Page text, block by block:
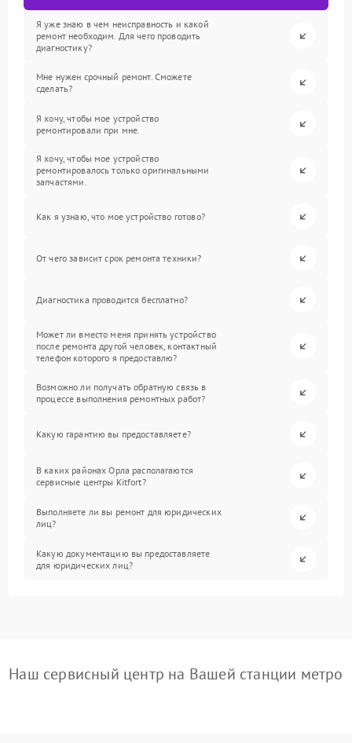
Я уже знаю в чем неисправность и какой
ремонт необходим. Для чего проводить
диагностику?
Мне нужен срочный ремонт. Сможете
сделать?
Я хочу, чтобы мое устройство
ремонтировали при мне.
Я хочу, чтобы мое устройство
ремонтировалось только оригинальными
запчастями.
Как я узнаю, что мое устройство готово?
От чего зависит срок ремонта техники?
Диагностика проводится бесплатно?
Может ли вместо меня принять устройство
после ремонта другой человек, контактный
телефон которого я предоставлю?
Возможно ли получать обратную связь в
процессе выполнения ремонтных работ?
Какую гарантию вы предоставляете?
В каких районах Орла располагаются
сервисные центры Kitfort?
Выполняете ли вы ремонт для юридических
лиц?
Какую документацию вы предоставляете
для юридических лиц?
Наш сервисный центр на Вашей станции метро